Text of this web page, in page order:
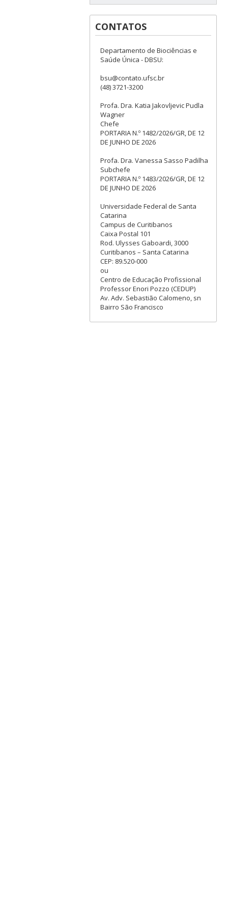
CONTATOS
Departamento de Biociências e
Saúde Única - DBSU:
bsu@contato.ufsc.br
(48) 3721-3200
Profa. Dra. Katia Jakovljevic Pudla
Wagner
Chefe
PORTARIA N.º 1482/2026/GR, DE 12
DE JUNHO DE 2026
Profa. Dra. Vanessa Sasso Padilha
Subchefe
PORTARIA N.º 1483/2026/GR, DE 12
DE JUNHO DE 2026
Universidade Federal de Santa
Catarina
Campus de Curitibanos
Caixa Postal 101
Rod. Ulysses Gaboardi, 3000
Curitibanos – Santa Catarina
CEP: 89.520-000
ou
Centro de Educação Profissional
Professor Enori Pozzo (CEDUP)
Av. Adv. Sebastião Calomeno, sn
Bairro São Francisco